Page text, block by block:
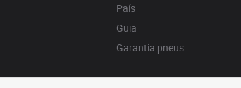
País
Guia
Garantia pneus